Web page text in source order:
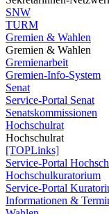
SNW
TURM
Gremien & Wahlen
Gremien & Wahlen
Gremienarbeit
Gremien-Info-System
Senat
Service-Portal Senat
Senatskommissionen
Hochschulrat
Hochschulrat
[TOPLinks]
Service-Portal
Hochschulkuratorium
Service-Portal
Informationen &